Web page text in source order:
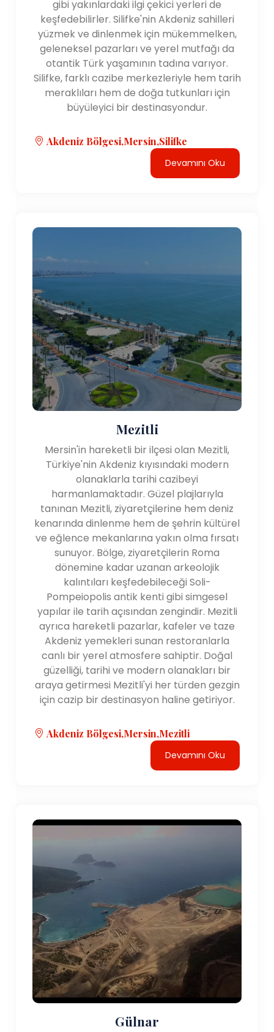
gibi yakınlardaki ilgi çekici yerleri de
keşfedebilirler. Silifke'nin Akdeniz sahilleri
yüzmek ve dinlenmek için mükemmelken,
geleneksel pazarları ve yerel mutfağı da
otantik Türk yaşamının tadına varıyor.
Silifke, farklı cazibe merkezleriyle hem tarih
meraklıları hem de doğa tutkunları için
büyüleyici bir destinasyondur.
Akdeniz Bölgesi,Mersin,Silifke
Devamını Oku
Mezitli
Mersin'in hareketli bir ilçesi olan Mezitli,
Türkiye'nin Akdeniz kıyısındaki modern
olanaklarla tarihi cazibeyi
harmanlamaktadır. Güzel plajlarıyla
tanınan Mezitli, ziyaretçilerine hem deniz
kenarında dinlenme hem de şehrin kültürel
ve eğlence mekanlarına yakın olma fırsatı
sunuyor. Bölge, ziyaretçilerin Roma
dönemine kadar uzanan arkeolojik
kalıntıları keşfedebileceği Soli-
Pompeiopolis antik kenti gibi simgesel
yapılar ile tarih açısından zengindir. Mezitli
ayrıca hareketli pazarlar, kafeler ve taze
Akdeniz yemekleri sunan restoranlarla
canlı bir yerel atmosfere sahiptir. Doğal
güzelliği, tarihi ve modern olanakları bir
araya getirmesi Mezitli'yi her türden gezgin
için cazip bir destinasyon haline getiriyor.
Akdeniz Bölgesi,Mersin,Mezitli
Devamını Oku
Gülnar